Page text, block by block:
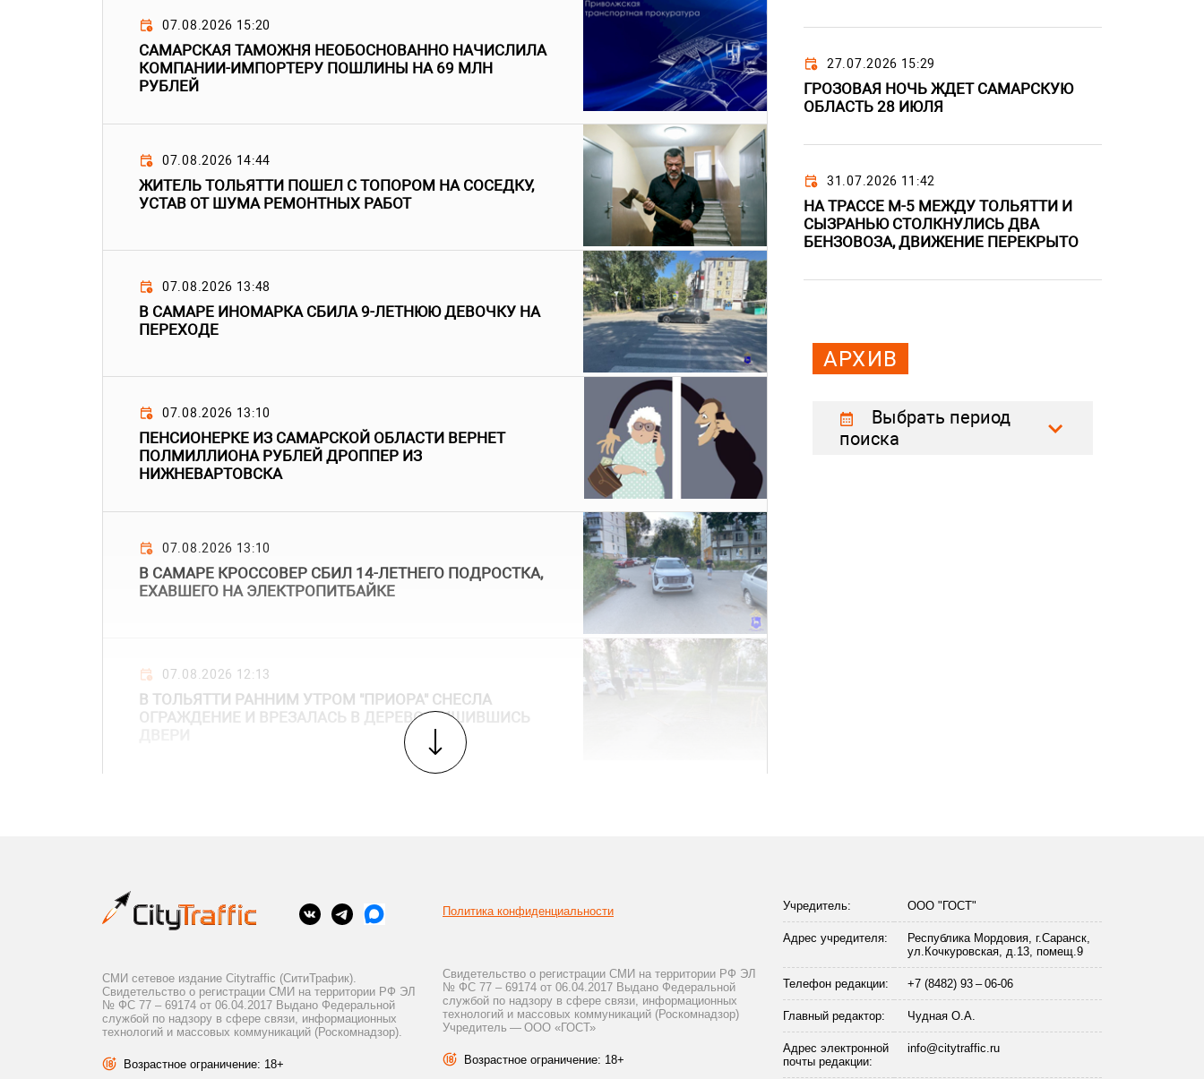
07.08.2026 15:20
САМАРСКАЯ ТАМОЖНЯ НЕОБОСНОВАННО НАЧИСЛИЛА
КОМПАНИИ-ИМПОРТЕРУ ПОШЛИНЫ НА 69 МЛН
РУБЛЕЙ
07.08.2026 14:44
ЖИТЕЛЬ ТОЛЬЯТТИ ПОШЕЛ С ТОПОРОМ НА СОСЕДКУ,
УСТАВ ОТ ШУМА РЕМОНТНЫХ РАБОТ
07.08.2026 13:48
В САМАРЕ ИНОМАРКА СБИЛА 9-ЛЕТНЮЮ ДЕВОЧКУ НА
ПЕРЕХОДЕ
07.08.2026 13:10
ПЕНСИОНЕРКЕ ИЗ САМАРСКОЙ ОБЛАСТИ ВЕРНЕТ
ПОЛМИЛЛИОНА РУБЛЕЙ ДРОППЕР ИЗ
НИЖНЕВАРТОВСКА
07.08.2026 13:10
В САМАРЕ КРОССОВЕР СБИЛ 14-ЛЕТНЕГО ПОДРОСТКА,
ЕХАВШЕГО НА ЭЛЕКТРОПИТБАЙКЕ
07.08.2026 12:13
В ТОЛЬЯТТИ РАННИМ УТРОМ "ПРИОРА" СНЕСЛА
ОГРАЖДЕНИЕ И ВРЕЗАЛАСЬ В ДЕРЕВО, ЛИШИВШИСЬ
27.07.2026 15:29
ГРОЗОВАЯ НОЧЬ ЖДЕТ САМАРСКУЮ
ОБЛАСТЬ 28 ИЮЛЯ
31.07.2026 11:42
НА ТРАССЕ М-5 МЕЖДУ ТОЛЬЯТТИ И
СЫЗРАНЬЮ СТОЛКНУЛИСЬ ДВА
БЕНЗОВОЗА, ДВИЖЕНИЕ ПЕРЕКРЫТО
АРХИВ
Выбрать период
поиска
СМИ сетевое издание Citytraffic (СитиТрафик).
Свидетельство о регистрации СМИ на территории РФ ЭЛ
№ ФС 77 – 69174 от 06.04.2017 Выдано Федеральной
службой по надзору в сфере связи, информационных
технологий и массовых коммуникаций (Роскомнадзор).
Возрастное ограничение: 18+
Политика конфиденциальности
Свидетельство о регистрации СМИ на территории РФ ЭЛ
№ ФС 77 – 69174 от 06.04.2017 Выдано Федеральной
службой по надзору в сфере связи, информационных
технологий и массовых коммуникаций (Роскомнадзор)
Учредитель — ООО «ГОСТ»
Возрастное ограничение: 18+
Учредитель: ООО "ГОСТ"
Адрес учредителя:
Республика Мордовия, г.Саранск,
ул.Кочкуровская, д.13, помещ.9
Телефон редакции: +7 (8482) 93 – 06-06
Главный редактор: Чудная О.А.
Адрес электронной
почты редакции:
info@citytraffic.ru